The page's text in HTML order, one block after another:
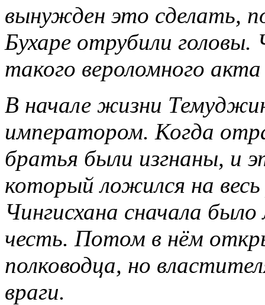
вынужден это сделать,
Бухаре отрубили головы.
такого вероломного
В начале жизни
императором. Когда
братья были изгнаны, и
который ложился на
Чингисхана сначала
честь. Потом в нём
полководца, но
враги.